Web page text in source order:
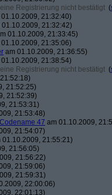
Registrierung nicht bestätigt (
21:32:40)
01.10.2009, 21:32:42)
01.10.2009, 21:33:45)
21:35:06)
am 01.10.2009, 21:36:55)
21:38:54)
Registrierung nicht bestätigt (
21:52:25)
21:52:39)
21:53:31)
21:53:48)
Codename 47 am 01.10.2009,
21:54:07)
01.10.2009, 21:55:21)
21:56:05)
21:56:22)
21:59:06)
21:59:31)
22:00:06)
22:01:13)